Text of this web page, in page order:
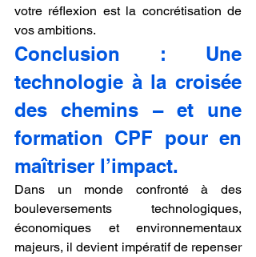
votre réflexion est la concrétisation de
vos ambitions.
Conclusion : Une
technologie à la croisée
des chemins – et une
formation CPF pour en
maîtriser l’impact.
Dans un monde confronté à des
bouleversements technologiques,
économiques et environnementaux
majeurs, il devient impératif de repenser